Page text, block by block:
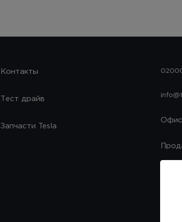
Контакты
Тест драйв
Запчасти Tesla
Офис